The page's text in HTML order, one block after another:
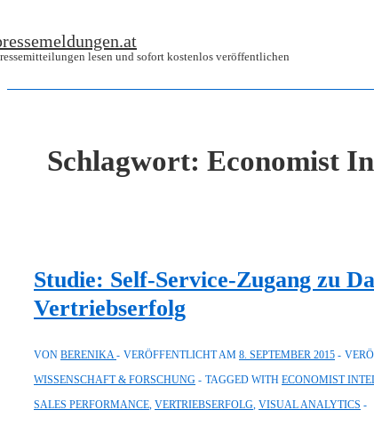
Zum
lesen und sofort kostenlos veröffentlichen
Schlagwort: Economist
Studie: Self-Service-Zugang zu
Vertriebserfolg
VON BERENIKA VERÖFFENTLICHT AM 8. SEPTEMBER 2015
WISSENSCHAFT & FORSCHUNG
TAGGED WITH ECONOMIST
SALES PERFORMANCE, VERTRIEBSERFOLG, VISUAL ANALYTICS